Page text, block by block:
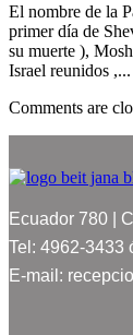
El nombre de la
primer día de
su muerte ),
Israel reunidos ,...
Comments are
Ecuador 780 |
Tel: 4962-3433
E-mail: